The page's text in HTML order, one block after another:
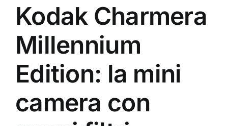
Kodak Charmera
Millennium
Edition: la mini
camera con